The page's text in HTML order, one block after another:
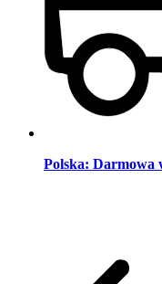
Polska: Darmowa